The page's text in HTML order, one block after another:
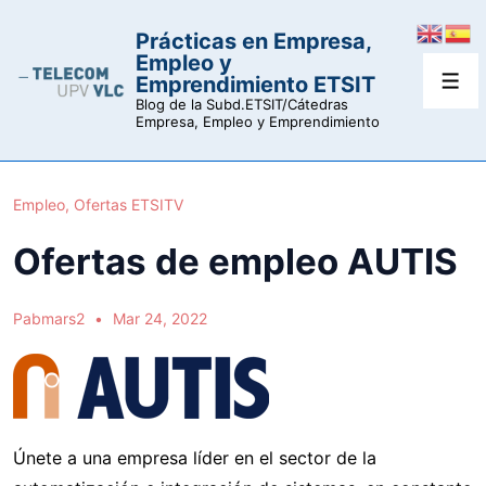
Prácticas en Empresa,
Empleo y
Emprendimiento ETSIT
Blog de la Subd.ETSIT/Cátedras
Empresa, Empleo y Emprendimiento
Empleo, Ofertas ETSITV
Ofertas de empleo AUTIS
Pabmars2 Mar 24, 2022
Únete a una empresa líder en el sector de la